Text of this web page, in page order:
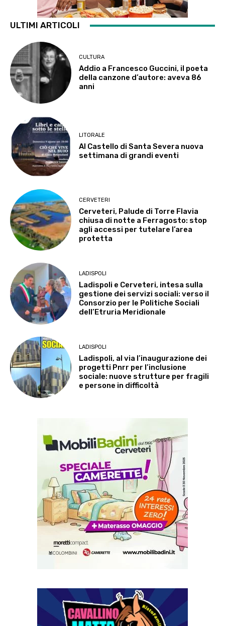
ULTIMI ARTICOLI
CULTURA
Addio a Francesco Guccini, il poeta
della canzone d’autore: aveva 86
anni
LITORALE
Al Castello di Santa Severa nuova
settimana di grandi eventi
CERVETERI
Cerveteri, Palude di Torre Flavia
chiusa di notte a Ferragosto: stop
agli accessi per tutelare l’area
protetta
LADISPOLI
Ladispoli e Cerveteri, intesa sulla
gestione dei servizi sociali: verso il
Consorzio per le Politiche Sociali
dell’Etruria Meridionale
LADISPOLI
Ladispoli, al via l’inaugurazione dei
progetti Pnrr per l’inclusione
sociale: nuove strutture per fragili
e persone in difficoltà